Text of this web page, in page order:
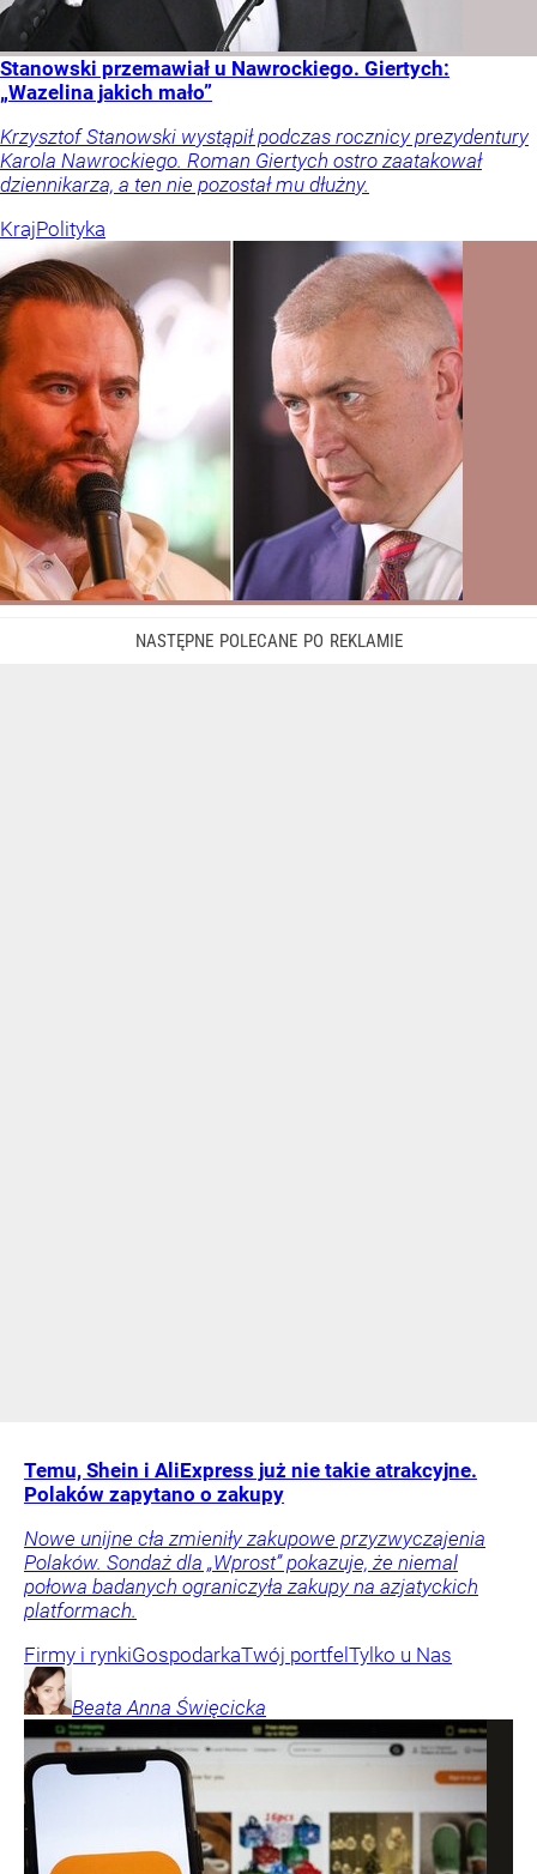
Stanowski przemawiał u Nawrockiego. Giertych:
„Wazelina jakich mało”
Krzysztof Stanowski wystąpił podczas rocznicy prezydentury
Karola Nawrockiego. Roman Giertych ostro zaatakował
dziennikarza, a ten nie pozostał mu dłużny.
KrajPolityka
Temu, Shein i AliExpress już nie takie atrakcyjne.
Polaków zapytano o zakupy
Nowe unijne cła zmieniły zakupowe przyzwyczajenia
Polaków. Sondaż dla „Wprost” pokazuje, że niemal
połowa badanych ograniczyła zakupy na azjatyckich
platformach.
Firmy i rynkiGospodarkaTwój portfel Tylko u Nas
Beata Anna Święcicka